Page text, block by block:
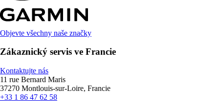
Objevte všechny naše značky
Zákaznický servis ve Francie
Kontaktujte nás
11 rue Bernard Maris
37270 Montlouis-sur-Loire, Francie
+33 1 86 47 62 58